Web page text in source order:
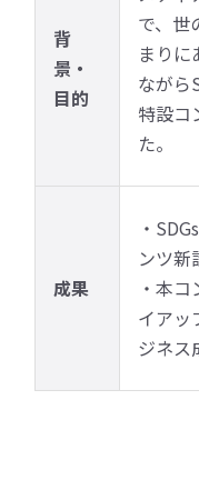
背
景・
目的
で、世
まり
ながら
特設コ
た。
成果
・
ンツ新
・本
イアッ
ジネス